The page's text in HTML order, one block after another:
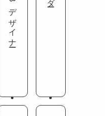
WEBデザイナー